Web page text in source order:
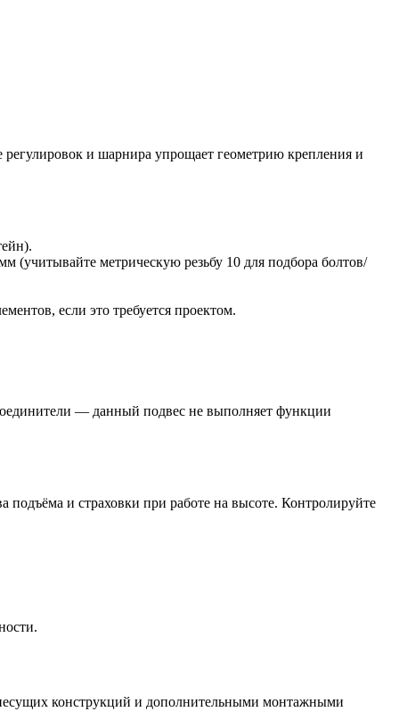
и шарнира упрощает геометрию крепления и
(учитывайте метрическую резьбу 10 для подбора болтов/
если это требуется проектом.
— данный подвес не выполняет функции
подъёма и страховки при работе на высоте. Контролируйте
конструкций и дополнительными монтажными